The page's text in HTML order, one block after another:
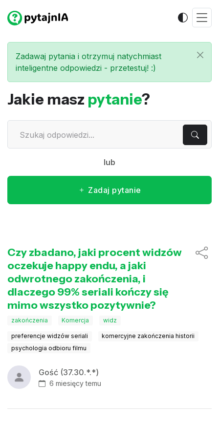
Zadawaj pytania i otrzymuj natychmiast
inteligentne odpowiedzi - przetestuj! :)
Jakie masz pytanie?
lub
Zadaj pytanie
Czy zbadano, jaki procent widzów
oczekuje happy endu, a jaki
odwrotnego zakończenia, i
dlaczego 99% seriali kończy się
mimo wszystko pozytywnie?
zakończenia Komercja widz
preferencje widzów seriali
komercyjne zakończenia historii
psychologia odbioru filmu
Gość (37.30.*.*)
6 miesięcy temu